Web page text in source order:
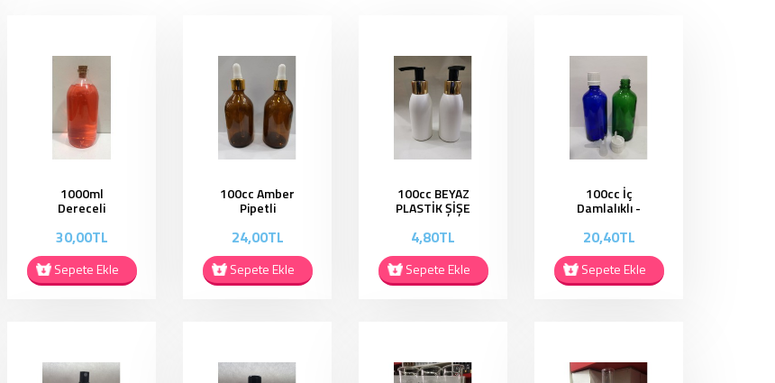
1000ml
Dereceli
DS002
30,00TL
Sepete Ekle
100cc Amber
Pipetli
- APD06
24,00TL
Sepete Ekle
100cc BEYAZ
PLASTİK ŞİŞE
SIVI SABUNLUK
- HS6547
4,80TL
Sepete Ekle
100cc İç
Damlalıklı -
EC010
20,40TL
Sepete Ekle